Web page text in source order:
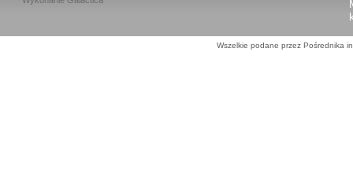
Wszelkie podane przez Pośrednika